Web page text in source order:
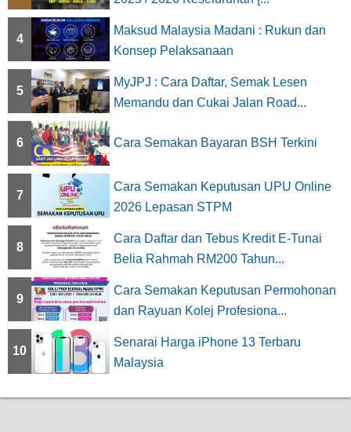
4
Maksud Malaysia Madani : Rukun dan
Konsep Pelaksanaan
5
MyJPJ : Cara Daftar, Semak Lesen
Memandu dan Cukai Jalan Road...
6 Cara Semakan Bayaran BSH Terkini
7
Cara Semakan Keputusan UPU Online
2026 Lepasan STPM
8
Cara Daftar dan Tebus Kredit E-Tunai
Belia Rahmah RM200 Tahun...
9
Cara Semakan Keputusan Permohonan
dan Rayuan Kolej Profesiona...
10
Senarai Harga iPhone 13 Terbaru
Malaysia